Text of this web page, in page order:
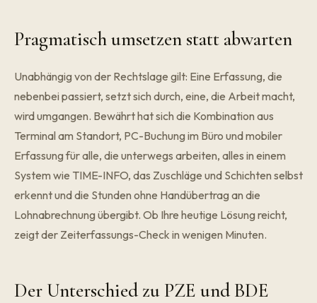
Pragmatisch umsetzen statt abwarten
Unabhängig von der Rechtslage gilt: Eine Erfassung, die
nebenbei passiert, setzt sich durch, eine, die Arbeit macht,
wird umgangen. Bewährt hat sich die Kombination aus
Terminal am Standort, PC-Buchung im Büro und mobiler
Erfassung für alle, die unterwegs arbeiten, alles in einem
System wie TIME-INFO, das Zuschläge und Schichten selbst
erkennt und die Stunden ohne Handübertrag an die
Lohnabrechnung übergibt. Ob Ihre heutige Lösung reicht,
zeigt der Zeiterfassungs-Check in wenigen Minuten.
Der Unterschied zu PZE und BDE